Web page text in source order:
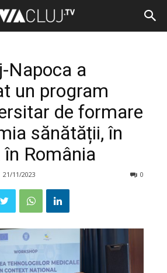
Napoca a
un program
de formare
sănătății, în
România
21/11/2023 0